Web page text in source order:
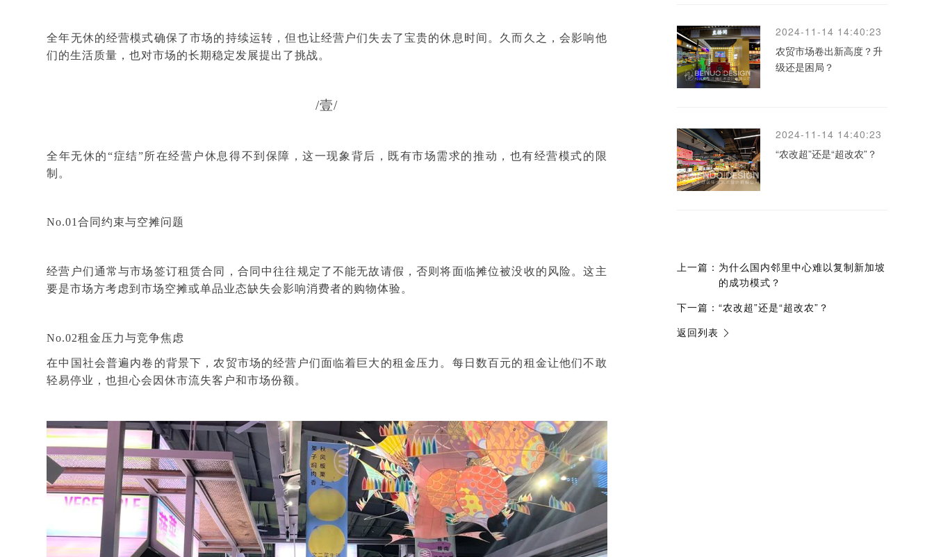
全年无休的经营模式确保了市场的持续运转，但也让经营户们失去了宝贵的休息时间。久而久之，会影响他
们的生活质量，也对市场的长期稳定发展提出了挑战。
/壹/
全年无休的“症结”所在经营户休息得不到保障，这一现象背后，既有市场需求的推动，也有经营模式的限
制。
No.01合同约束与空摊问题
经营户们通常与市场签订租赁合同，合同中往往规定了不能无故请假，否则将面临摊位被没收的风险。这主
要是市场方考虑到市场空摊或单品业态缺失会影响消费者的购物体验。
No.02租金压力与竞争焦虑
在中国社会普遍内卷的背景下，农贸市场的经营户们面临着巨大的租金压力。每日数百元的租金让他们不敢
轻易停业，也担心会因休市流失客户和市场份额。
2024-11-14 14:40:23
农贸市场卷出新高度？升
级还是困局？
2024-11-14 14:40:23
“农改超”还是“超改农”？
上一篇： 为什么国内邻里中心难以复制新加坡
的成功模式？
下一篇：“农改超”还是“超改农”？
返回列表